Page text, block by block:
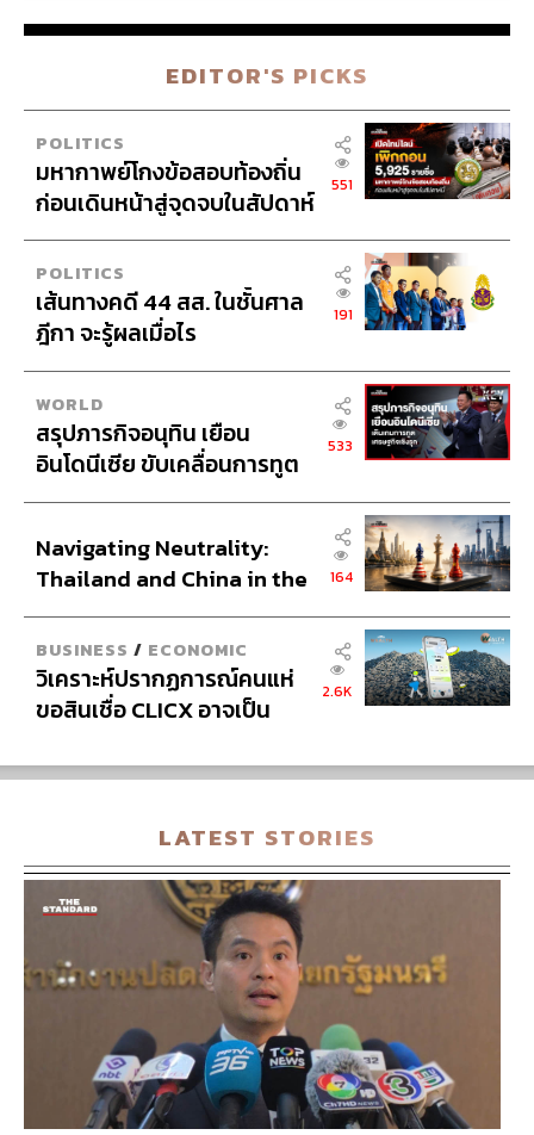
บางแค’ ผิดนัดจ่ายหนี้-แอบ
ระบุแบรนด์
EDITOR'S PICKS
POLITICS
มหากาพย์โกงข้อสอบท้องถิ่น
ก่อนเดินหน้าสู่จุดจบในสัปดาห์
นี้
551
POLITICS
เส้นทางคดี 44 สส. ในชั้นศาล
ฎีกา จะรู้ผลเมื่อไร
191
WORLD
สรุปภารกิจอนุทิน เยือน
อินโดนีเซีย ขับเคลื่อนการทูต
เศรษฐกิจเชิงรุก ประกาศหุ้น
อินโดนีเซีย
533
Navigating Neutrality:
Thailand and China in the
Age of a New Global
Order
164
BUSINESS / ECONOMIC
วิเคราะห์ปรากฏการณ์คนแห่
ขอสินเชื่อ CLICX อาจเป็น
ปัญหาหนี้ครัวเรือนไทยที่ถูก
2.6K
LATEST STORIES